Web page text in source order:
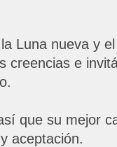
Luna nueva y
creencias e
que su mejor
aceptación.